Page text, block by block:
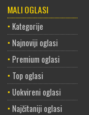
MALI OGLASI
• Kategorije
• Najnoviji oglasi
• Premium oglasi
• Top oglasi
• Uokvireni oglasi
• Najčitaniji oglasi